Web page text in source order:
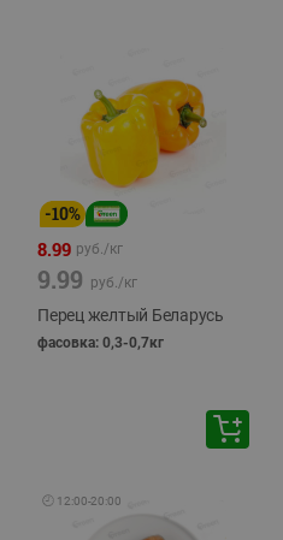
-10%
8.99 руб./кг
9.99 руб./кг
Перец желтый Беларусь
фасовка: 0,3-0,7кг
🕘 12:00-20:00